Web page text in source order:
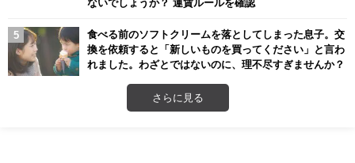
ないでしょうか？ 運賃ルールを確認
食べる前のソフトクリームを落としてしまった息子。交
換を依頼すると「新しいものを買ってください」と言わ
れました。わざとではないのに、理不尽すぎませんか？
さらに見る